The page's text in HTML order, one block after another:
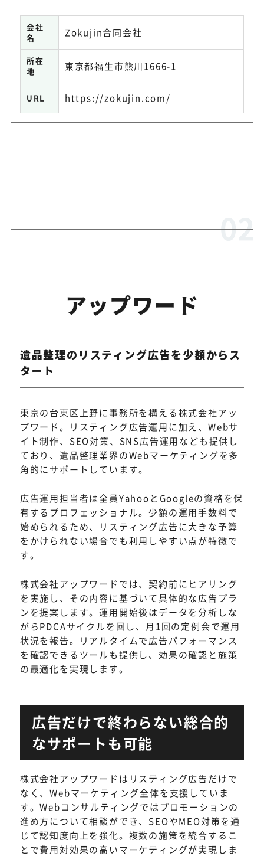
会社
名
Zokujin合同会社
所在
地
東京都福生市熊川1666-1
URL https://zokujin.com/
アップワード
遺品整理のリスティング広告を少額からス
タート
東京の台東区上野に事務所を構える株式会社アッ
プワード。リスティング広告運用に加え、Webサ
イト制作、SEO対策、SNS広告運用なども提供し
ており、遺品整理業界のWebマーケティングを多
角的にサポートしています。
広告運用担当者は全員YahooとGoogleの資格を保
有するプロフェッショナル。少額の運用手数料で
始められるため、リスティング広告に大きな予算
をかけられない場合でも利用しやすい点が特徴で
す。
株式会社アップワードでは、契約前にヒアリング
を実施し、その内容に基づいて具体的な広告プラ
ンを提案します。運用開始後はデータを分析しな
がらPDCAサイクルを回し、月1回の定例会で運用
状況を報告。リアルタイムで広告パフォーマンス
を確認できるツールも提供し、効果の確認と施策
の最適化を実現します。
広告だけで終わらない総合的
なサポートも可能
株式会社アップワードはリスティング広告だけで
なく、Webマーケティング全体を支援していま
す。Webコンサルティングではプロモーションの
進め方について相談ができ、SEOやMEO対策を通
じて認知度向上を強化。複数の施策を統合するこ
とで費用対効果の高いマーケティングが実現しま